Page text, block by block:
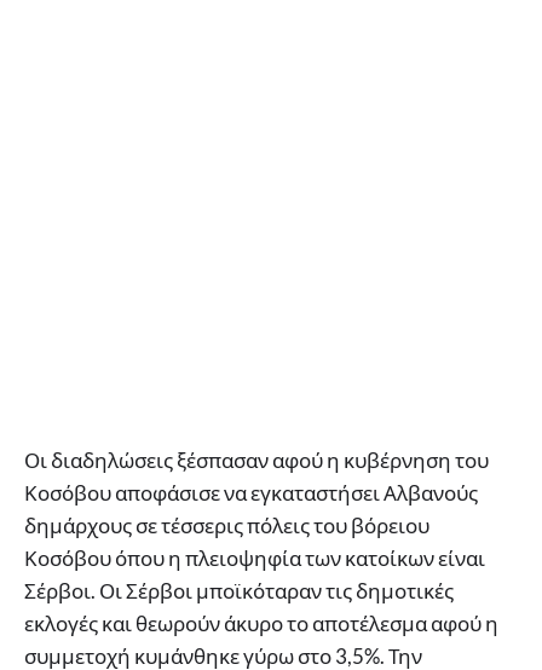
Οι διαδηλώσεις ξέσπασαν αφού η κυβέρνηση του
Κοσόβου αποφάσισε να εγκαταστήσει Αλβανούς
δημάρχους σε τέσσερις πόλεις του βόρειου
Κοσόβου όπου η πλειοψηφία των κατοίκων είναι
Σέρβοι. Οι Σέρβοι μποϊκόταραν τις δημοτικές
εκλογές και θεωρούν άκυρο το αποτέλεσμα αφού η
συμμετοχή κυμάνθηκε γύρω στο 3,5%. Την